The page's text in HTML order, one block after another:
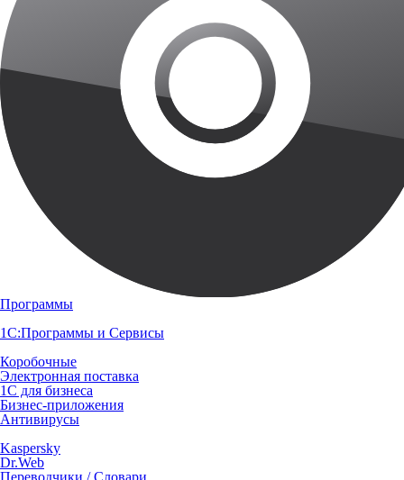
Программы
1С:Программы и Сервисы
Коробочные
Электронная поставка
1С для бизнеса
Бизнес-приложения
Антивирусы
Kaspersky
Dr.Web